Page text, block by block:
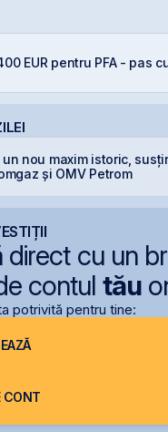
EUR pentru PFA - pas
un nou maxim istoric,
și OMV Petrom
direct cu un
contul tău
potrivită pentru tine:
CONT